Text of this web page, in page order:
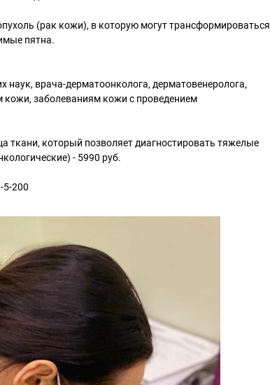
(рак кожи), в которую могут трансформироваться
пятна.
наук, врача-дерматоонколога, дерматовенеролога,
кожи, заболеваниям кожи с проведением
ткани, который позволяет диагностировать тяжелые
- 5990 руб.
5-200